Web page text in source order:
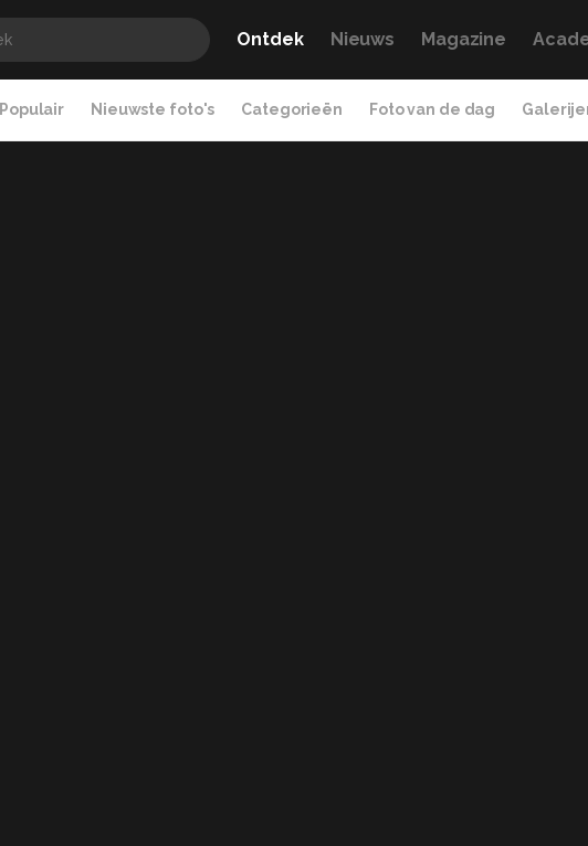
Ontdek Nieuws Magazine
Populair Nieuwste foto's Categorieën Foto van de dag